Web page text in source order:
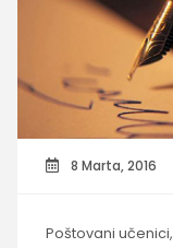
8 Marta, 2016
Poštovani učenici,